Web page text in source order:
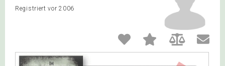
Registriert vor 2006